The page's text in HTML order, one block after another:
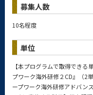
募集人数
10名程度
単位
【本プログラムで取得できる
プワーク海外研修２CD』（2
ープワーク海外研修アドバン